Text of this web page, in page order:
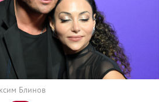
Блинов